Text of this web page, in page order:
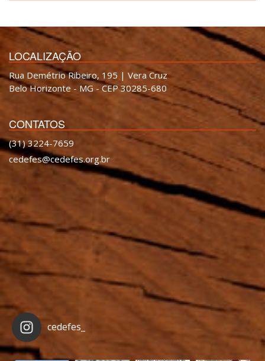
LOCALIZAÇÃO
Rua Demétrio Ribeiro, 195 | Vera Cruz
Belo Horizonte - MG - CEP 30285-680
CONTATOS
(31) 3224-7659
cedefes@cedefes.org.br
cedefes_